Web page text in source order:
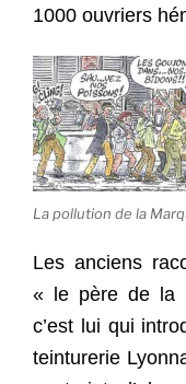
1000 ouvriers
La pollution de la
Les anciens
« le père de la
c’est lui qui
teinturerie